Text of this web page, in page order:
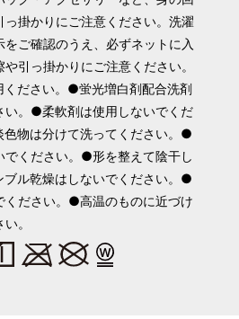
っ掛かりにご注意ください。洗濯
ご確認のうえ、必ずネットに入
引っ掛かりにご注意ください。
ださい。●蛍光増白剤配合洗剤
い。●柔軟剤は使用しないでくだ
物は分けて洗ってください。●
でください。●形を整えて陰干し
ル乾燥はしないでください。●
ください。●高温のものに近づけ
。